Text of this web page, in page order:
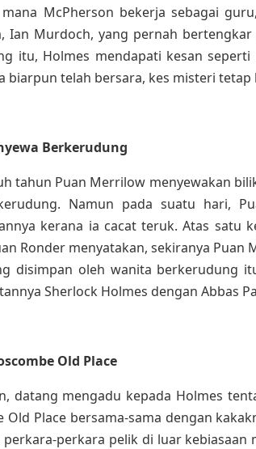
McPherson bekerja sebagai
Ian Murdoch, yang pernah
itu, Holmes mendapati kesan
biarpun telah bersara, kes misteri
Berkerudung
tahun Puan Merrilow menyewakan
Namun pada suatu hari,
kerana ia cacat teruk. Atas satu
Ronder menyatakan, sekiranya Puan
disimpan oleh wanita berkerudung
Sherlock Holmes dengan Abbas
Old Place
datang mengadu kepada Holmes
Old Place bersama-sama dengan
perkara pelik di luar